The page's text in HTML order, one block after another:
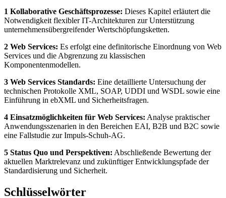
1 Kollaborative Geschäftsprozesse: Dieses Kapitel erläutert die
Notwendigkeit flexibler IT-Architekturen zur Unterstützung
unternehmensübergreifender Wertschöpfungsketten.
2 Web Services: Es erfolgt eine definitorische Einordnung von Web
Services und die Abgrenzung zu klassischen
Komponentenmodellen.
3 Web Services Standards: Eine detaillierte Untersuchung der
technischen Protokolle XML, SOAP, UDDI und WSDL sowie eine
Einführung in ebXML und Sicherheitsfragen.
4 Einsatzmöglichkeiten für Web Services: Analyse praktischer
Anwendungsszenarien in den Bereichen EAI, B2B und B2C sowie
eine Fallstudie zur Impuls-Schuh-AG.
5 Status Quo und Perspektiven: Abschließende Bewertung der
aktuellen Marktrelevanz und zukünftiger Entwicklungspfade der
Standardisierung und Sicherheit.
Schlüsselwörter